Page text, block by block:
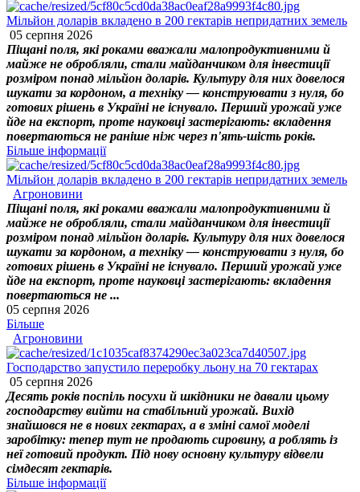
Мільйон доларів вкладено в 200 гектарів непридатних земель
05 серпня 2026
Піщані поля, які роками вважали малопродуктивними й
майже не обробляли, стали майданчиком для інвестиції
розміром понад мільйон доларів. Культуру для них довелося
шукати за кордоном, а техніку — конструювати з нуля, бо
готових рішень в Україні не існувало. Перший урожай уже
йде на експорт, проте науковці застерігають: вкладення
повертаються не раніше ніж через п'ять-шість років.
Більше інформації
Мільйон доларів вкладено в 200 гектарів непридатних земель
Агроновини
Піщані поля, які роками вважали малопродуктивними й
майже не обробляли, стали майданчиком для інвестиції
розміром понад мільйон доларів. Культуру для них довелося
шукати за кордоном, а техніку — конструювати з нуля, бо
готових рішень в Україні не існувало. Перший урожай уже
йде на експорт, проте науковці застерігають: вкладення
повертаються не ...
05 серпня 2026
Більше
Агроновини
Господарство запустило переробку льону на 70 гектарах
05 серпня 2026
Десять років поспіль посухи й шкідники не давали цьому
господарству вийти на стабільний урожай. Вихід
знайшовся не в нових гектарах, а в зміні самої моделі
заробітку: тепер тут не продають сировину, а роблять із
неї готовий продукт. Під нову основну культуру відвели
сімдесят гектарів.
Більше інформації